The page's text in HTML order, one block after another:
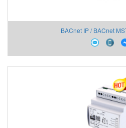
BACnet IP / BACnet